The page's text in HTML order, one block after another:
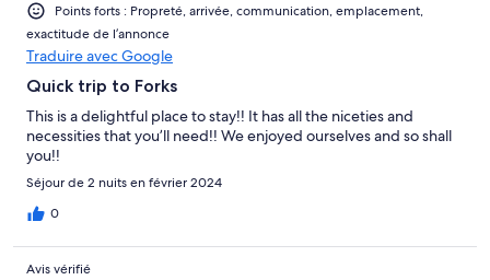
Points forts : Propreté, arrivée, communication, emplacement,
exactitude de l’annonce
Traduire avec Google
Quick trip to Forks
This is a delightful place to stay!! It has all the niceties and
necessities that you’ll need!! We enjoyed ourselves and so shall
you!!
Séjour de 2 nuits en février 2024
0
Avis vérifié